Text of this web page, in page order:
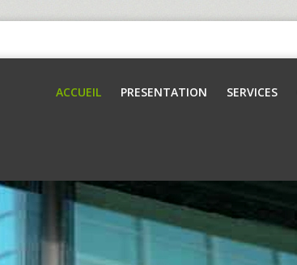
ACCUEIL PRESENTATION SERVICES